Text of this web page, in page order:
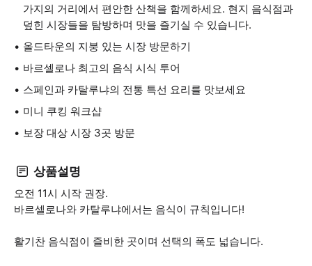
가지의 거리에서 편안한 산책을 함께하세요. 현지 음식점과
덮힌 시장들을 탐방하며 맛을 즐기실 수 있습니다.
올드타운의 지붕 있는 시장 방문하기
바르셀로나 최고의 음식 시식 투어
스페인과 카탈루냐의 전통 특선 요리를 맛보세요
미니 쿠킹 워크샵
보장 대상 시장 3곳 방문
상품설명
오전 11시 시작 권장.
바르셀로나와 카탈루냐에서는 음식이 규칙입니다!
활기찬 음식점이 즐비한 곳이며 선택의 폭도 넓습니다.